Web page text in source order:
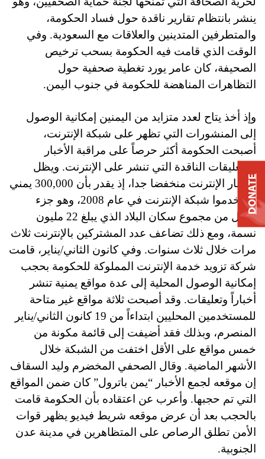
ينشر بانتظام تقارير ناقدة حول فساد الحكومة،
والمتطرفين المتدينين والعلاقات مع السعودية. وفي
الوقت الذي قامت فيه الحكومة بسحب ترخيص
الصحيفة، كان عامر يورد تغطية صحفية حول
التظاهرات المناهضة للحكومة في جنوب اليمن.
وإذ أخذ يتاح لعدد متزايد من اليمنين إمكانية الوصول
إلى المنشورات التي تظهر على شبكة الإنترنت،
أصبحت الحكومة أكثر حرصاً على مراقبة الأخبار
والتعليقات الناقدة التي تنشر على الإنترنت. ويظل
انتشار الإنترنت منخفضا جدا، إذ يقدر بأن 300,000 يمني
استخدموا شبكة الإنترنت في عام 2008، وهو جزء
ضئيل من مجموع سكان البلاد الذي يبلغ 22 مليون
نسمة، ومع ذلك تضاعف عدد المشتركين بالإنترنت ثلاث
مرات خلال ثلاث سنوات. وفي كانون الثاني/يناير، قامت
شركة تزويد خدمة الإنترنت المملوكة للحكومة بحجب
إمكانية الوصول المحلية إلى عدة مواقع يمنية تنشر
أخباراً وتعليقات. وقد أصبحت ثلاثة مواقع غير متاحة
للمستخدمين المحليين ابتداءاً من 19 كانون الثاني/يناير
المنصرم، وبذلك فقد أضيفت إلى قائمة مكونة من
خمس مواقع على الأقل اختفت من الشبكة خلال
الأشهر الماضية. وقال الصحفي المخضرم وليد السقاف
إن موقعه لجمع الأخبار “يمن باترول” كان ضمن المواقع
التي تم حجبها. وأعرب عن اعتقاده بأن الحكومة قامت
بالحجب بعد أن عرض موقعه شريط فيديو يظهر قوات
الأمن تطلق الرصاص على المتظاهرين في مدينة عدن
الجنوبية.
DONATE